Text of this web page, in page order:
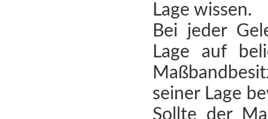
Lage wissen.
Bei jeder
Lage auf
seiner Lage
Sollte der